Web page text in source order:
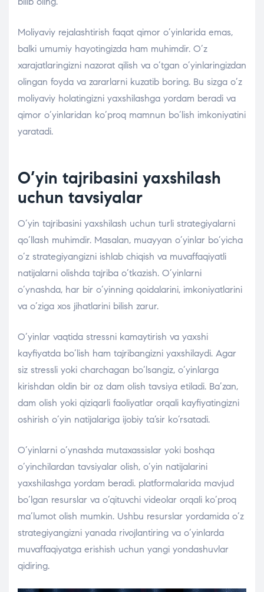
Moliyaviy rejalashtirish faqat qimor o’yinlarida emas,
balki umumiy hayotingizda ham muhimdir. O’z
xarajatlaringizni nazorat qilish va o’tgan o’yinlaringizdan
olingan foyda va zararlarni kuzatib boring. Bu sizga o’z
moliyaviy holatingizni yaxshilashga yordam beradi va
qimor o’yinlaridan ko’proq mamnun bo’lish imkoniyatini
yaratadi.
O’yin tajribasini yaxshilash
uchun tavsiyalar
O’yin tajribasini yaxshilash uchun turli strategiyalarni
qo’llash muhimdir. Masalan, muayyan o’yinlar bo’yicha
o’z strategiyangizni ishlab chiqish va muvaffaqiyatli
natijalarni olishda tajriba o’tkazish. O’yinlarni
o’ynashda, har bir o’yinning qoidalarini, imkoniyatlarini
va o’ziga xos jihatlarini bilish zarur.
O’yinlar vaqtida stressni kamaytirish va yaxshi
kayfiyatda bo’lish ham tajribangizni yaxshilaydi. Agar
siz stressli yoki charchagan bo’lsangiz, o’yinlarga
kirishdan oldin bir oz dam olish tavsiya etiladi. Ba’zan,
dam olish yoki qiziqarli faoliyatlar orqali kayfiyatingizni
oshirish o’yin natijalariga ijobiy ta’sir ko’rsatadi.
O’yinlarni o’ynashda mutaxassislar yoki boshqa
o’yinchilardan tavsiyalar olish, o’yin natijalarini
yaxshilashga yordam beradi. platformalarida mavjud
bo’lgan resurslar va o’qituvchi videolar orqali ko’proq
ma’lumot olish mumkin. Ushbu resurslar yordamida o’z
strategiyangizni yanada rivojlantiring va o’yinlarda
muvaffaqiyatga erishish uchun yangi yondashuvlar
qidiring.